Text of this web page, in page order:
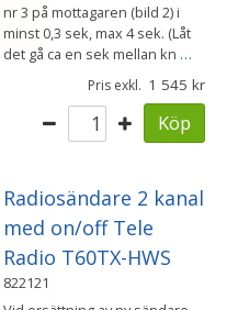
nr 3 på mottagaren (bild 2) i
minst 0,3 sek, max 4 sek. (Låt
det gå ca en sek mellan kn …
Pris exkl. 1 545
Köp
Radiosändare 2 kanal
med on/off Tele
Radio T60TX-HWS
822121